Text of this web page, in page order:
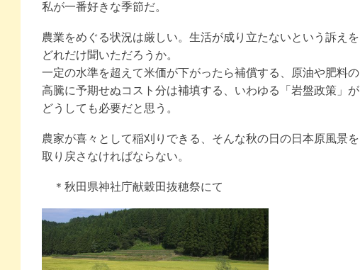
私が一番好きな季節だ。
農業をめぐる状況は厳しい。生活が成り立たないという訴えを
どれだけ聞いただろうか。
一定の水準を超えて米価が下がったら補償する、原油や肥料の
高騰に予期せぬコスト分は補填する、いわゆる「岩盤政策」が
どうしても必要だと思う。
農家が喜々として稲刈りできる、そんな秋の日の日本原風景を
取り戻さなければならない。
＊秋田県神社庁献穀田抜穂祭にて